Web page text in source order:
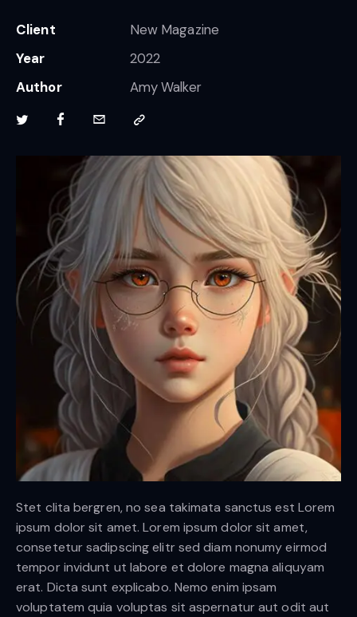
Client
New Magazine
Year
2022
Author
Amy Walker
Stet clita bergren, no sea takimata sanctus est Lorem
ipsum dolor sit amet. Lorem ipsum dolor sit amet,
consetetur sadipscing elitr sed diam nonumy eirmod
tempor invidunt ut labore et dolore magna aliquyam
erat. Dicta sunt explicabo. Nemo enim ipsam
voluptatem quia voluptas sit aspernatur aut odit aut